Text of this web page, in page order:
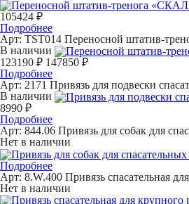
105424 ₽
Подробнее
Арт: TST014 Переносной штатив-
В наличии
123190 ₽ 147850 ₽
Подробнее
Арт: 2171 Привязь для подвески
В наличии
8990 ₽
Подробнее
Арт: 844.06 Привязь для собак для
Нет в наличии
Подробнее
Арт: 8.W.400 Привязь спасательная
Нет в наличии